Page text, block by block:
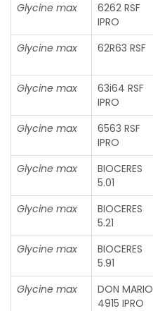
Glycine max
6262 RSF
IPRO
Glycine max
62R63 RSF
Glycine max
63i64 RSF
IPRO
Glycine max
6563 RSF
IPRO
Glycine max
BIOCERES
5.01
Glycine max
BIOCERES
5.21
Glycine max
BIOCERES
5.91
Glycine max
DON MARIO
4915 IPRO